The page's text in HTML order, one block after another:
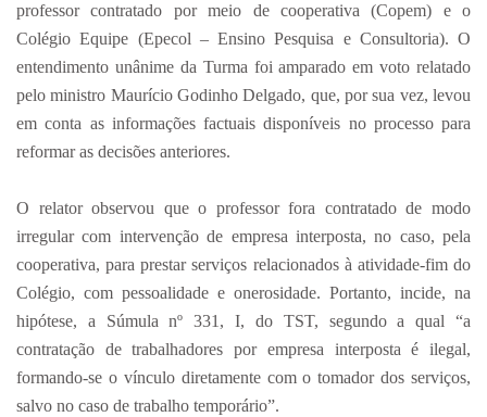
professor contratado por meio de cooperativa (Copem) e o
Colégio Equipe (Epecol – Ensino Pesquisa e Consultoria). O
entendimento unânime da Turma foi amparado em voto relatado
pelo ministro Maurício Godinho Delgado, que, por sua vez, levou
em conta as informações factuais disponíveis no processo para
reformar as decisões anteriores.
O relator observou que o professor fora contratado de modo
irregular com intervenção de empresa interposta, no caso, pela
cooperativa, para prestar serviços relacionados à atividade-fim do
Colégio, com pessoalidade e onerosidade. Portanto, incide, na
hipótese, a Súmula nº 331, I, do TST, segundo a qual “a
contratação de trabalhadores por empresa interposta é ilegal,
formando-se o vínculo diretamente com o tomador dos serviços,
salvo no caso de trabalho temporário”.